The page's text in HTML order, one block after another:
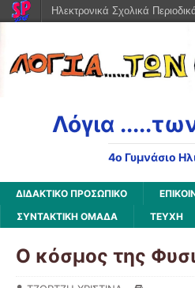
Λόγια
4o Γυμνάσιο
ΔΙΔΑΚΤΙΚΟ ΠΡΟΣΩΠΙΚΟ
ΣΥΝΤΑΚΤΙΚΗ ΟΜΑΔΑ
ΤΕΥΧΗ
Ο κόσμος της
Ηλεκτρονικά Σχολικά